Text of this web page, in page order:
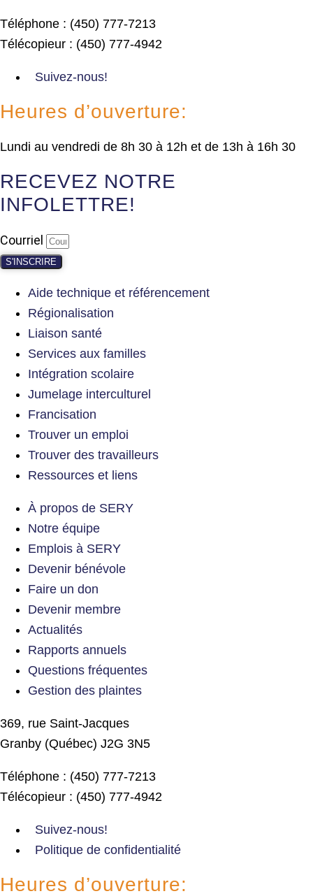
Téléphone : (450) 777-7213
Télécopieur : (450) 777-4942
Suivez-nous!
Heures d’ouverture:
Lundi au vendredi de 8h 30 à 12h et de 13h à 16h 30
RECEVEZ NOTRE
INFOLETTRE!
Courriel
S'INSCRIRE
Aide technique et référencement
Régionalisation
Liaison santé
Services aux familles
Intégration scolaire
Jumelage interculturel
Francisation
Trouver un emploi
Trouver des travailleurs
Ressources et liens
À propos de SERY
Notre équipe
Emplois à SERY
Devenir bénévole
Faire un don
Devenir membre
Actualités
Rapports annuels
Questions fréquentes
Gestion des plaintes
369, rue Saint-Jacques
Granby (Québec) J2G 3N5
Téléphone : (450) 777-7213
Télécopieur : (450) 777-4942
Suivez-nous!
Politique de confidentialité
Heures d’ouverture: